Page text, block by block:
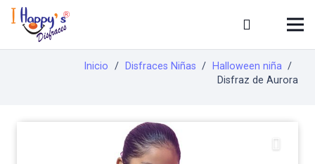
Inicio / Disfraces Niñas / Halloween niña /
Disfraz de Aurora